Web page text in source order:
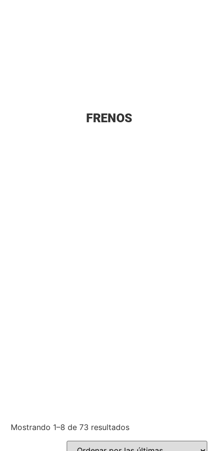
FRENOS
Mostrando 1–8 de 73 resultados